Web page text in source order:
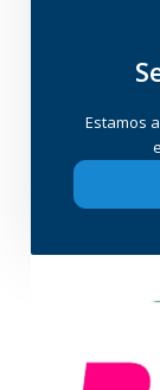
Estamos